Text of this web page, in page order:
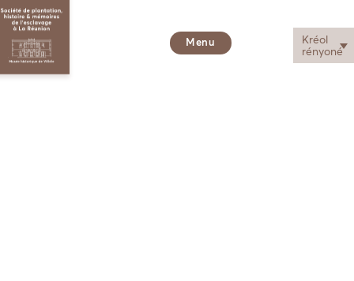
Menu
Kréol
rényoné